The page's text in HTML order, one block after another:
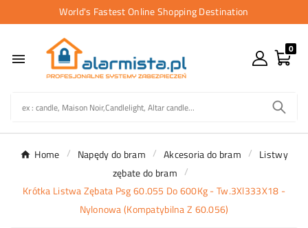
World's Fastest Online Shopping Destination

0
Home Napędy do bram Akcesoria do bram
Listwy
zębate do bram
Krótka Listwa Zębata Psg 60.055 Do 600Kg - Tw.3Xl333X18 -
Nylonowa (Kompatybilna Z 60.056)